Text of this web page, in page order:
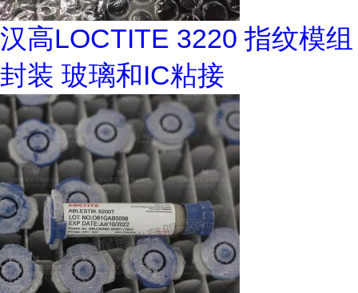
汉高LOCTITE 3220 指纹模组
封装 玻璃和IC粘接